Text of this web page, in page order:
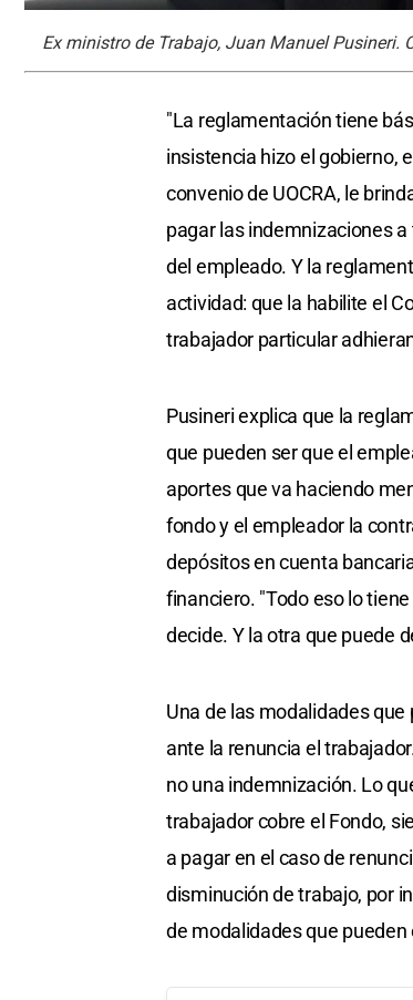
Ex ministro de Trabajo, Juan Manuel Pusineri.
"La reglamentación tiene
insistencia hizo el gobierno,
convenio de UOCRA, le
pagar las indemnizaciones
del empleado. Y la
actividad: que la habilite el
trabajador particular
Pusineri explica que la
que pueden ser que el
aportes que va haciendo
fondo y el empleador la
depósitos en cuenta
financiero. "Todo eso lo
decide. Y la otra que puede
Una de las modalidades
ante la renuncia el
no una indemnización. Lo
trabajador cobre el Fondo,
a pagar en el caso de
disminución de trabajo, por
de modalidades que pueden